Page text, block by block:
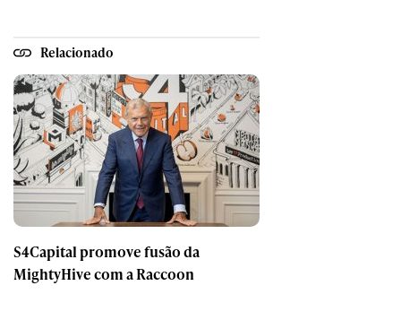
Relacionado
S4Capital promove fusão da
MightyHive com a Raccoon